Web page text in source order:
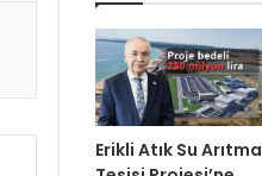
Erikli Atık Su Arıtma